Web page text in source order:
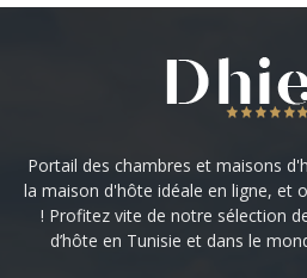
Portail des chambres et maisons
la maison d'hôte idéale en ligne, et
! Profitez vite de notre sélection
d’hôte en Tunisie et dans le